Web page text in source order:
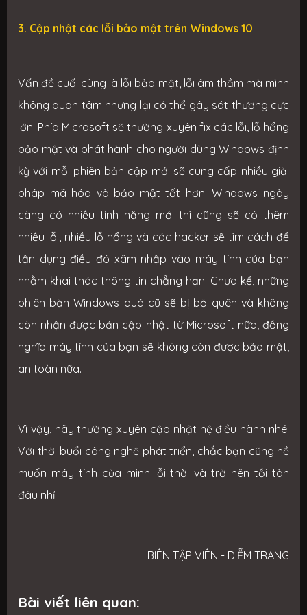
3. Cập nhật các lỗi bảo mật trên Windows 10
Vấn đề cuối cùng là lỗi bảo mật, lỗi âm thầm mà mình
không quan tâm nhưng lại có thể gây sát thương cực
lớn. Phía Microsoft sẽ thường xuyên fix các lỗi, lỗ hổng
bảo mật và phát hành cho người dùng Windows định
kỳ với mỗi phiên bản cập mới sẽ cung cấp nhiều giải
pháp mã hóa và bảo mật tốt hơn. Windows ngày
càng có nhiều tính năng mới thì cũng sẽ có thêm
nhiều lỗi, nhiều lỗ hổng và các hacker sẽ tìm cách để
tận dụng điều đó xâm nhập vào máy tính của bạn
nhằm khai thác thông tin chẳng hạn. Chưa kể, những
phiên bản Windows quá cũ sẽ bị bỏ quên và không
còn nhận được bản cập nhật từ Microsoft nữa, đồng
nghĩa máy tính của bạn sẽ không còn được bảo mật,
an toàn nữa.
Vì vậy, hãy thường xuyên cập nhật hệ điều hành nhé!
Với thời buổi công nghệ phát triển, chắc bạn cũng hề
muốn máy tính của mình lỗi thời và trở nên tồi tàn
đâu nhỉ.
BIÊN TẬP VIÊN - DIỄM TRANG
Bài viết liên quan: